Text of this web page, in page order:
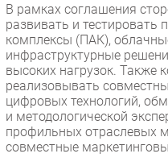
Проекты
IT класс
Тестовый стенд
Каталог компаний
В рамках соглашения
развивать и
комплексы (ПАК),
инфраструктурные
высоких нагрузок. Также
реализовывать
цифровых технологий,
и методологической
профильных отраслевых
совместные